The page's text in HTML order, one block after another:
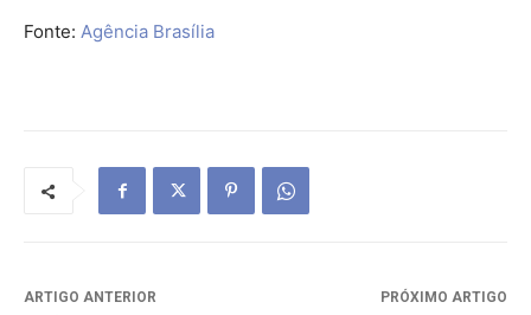
Fonte: Agência Brasília
ARTIGO ANTERIOR
PRÓXIMO ARTIGO